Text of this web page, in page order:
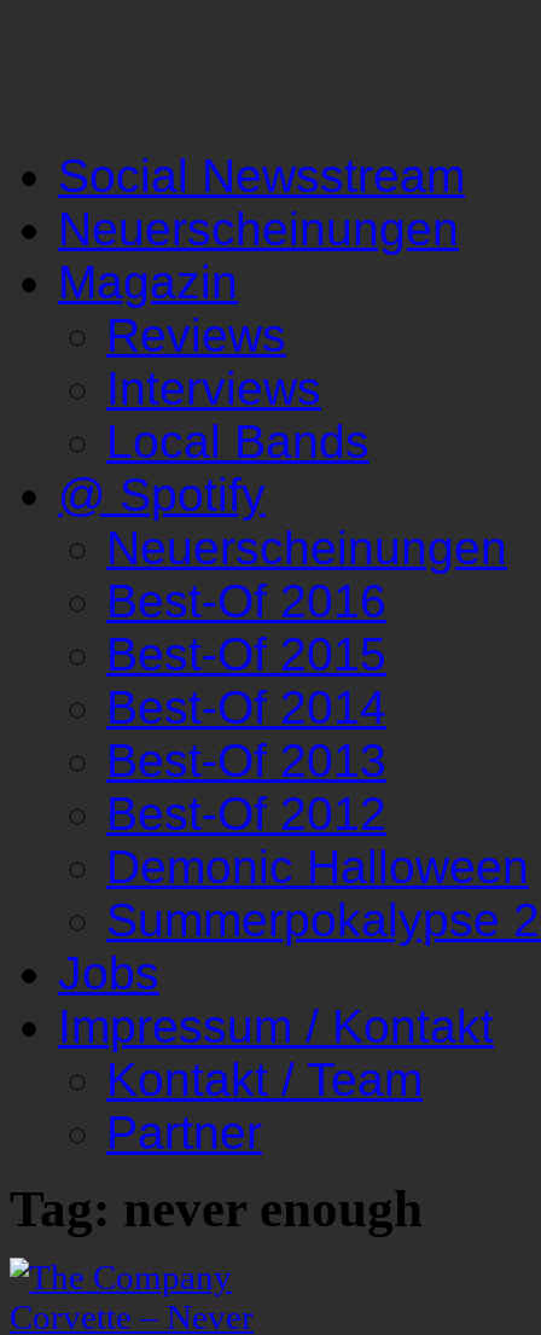
Social Newsstream
Neuerscheinungen
Magazin
Reviews
Interviews
Local Bands
@ Spotify
Neuerscheinungen
Best-Of 2016
Best-Of 2015
Best-Of 2014
Best-Of 2013
Best-Of 2012
Demonic Halloween
Summerpokalypse
Jobs
Impressum / Kontakt
Kontakt / Team
Partner
Tag: never enough